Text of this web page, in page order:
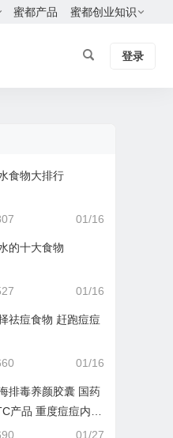
蜜都产品 蜜都创业知识
登录
食物大排行
01/16
的十大食物
01/16
祛痘食物 赶跑痘痘
01/16
排毒养颜胶囊 国药
产品 重度痘痘内调
01/27